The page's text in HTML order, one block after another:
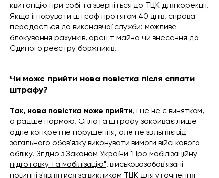
квитанцію при собі та зверніться до ТЦК для корекції.
Якщо ігнорувати штраф протягом 40 днів, справа
передається до виконавчої служби: можливе
блокування рахунків, арешт майна чи внесення до
Єдиного реєстру боржників.
Чи може прийти нова повістка після сплати
штрафу?
Так, нова повістка може прийти, і це не є винятком,
а радше нормою. Сплата штрафу закриває лише
одне конкретне порушення, але не звільняє від
загального обов'язку виконувати вимоги військового
обліку. Згідно з Законом України "Про мобілізаційну
підготовку та мобілізацію", військовозобов'язані
повинні з'являтися за викликом ТЦК для уточнення